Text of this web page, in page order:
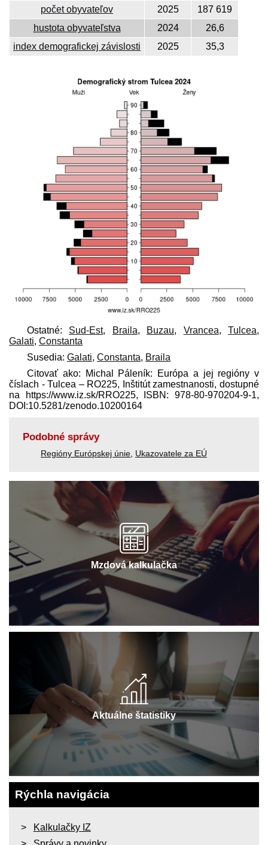
počet obyvateľov
2025
187 619
hustota obyvateľstva
2024
26,6
index demografickej závislosti
2025 35,3
Ostatné: Sud-Est, Braila, Buzau, Vrancea,Tulcea,
Galati, Constanta
Susedia: Galati, Constanta, Braila
Citovať ako: Michal Páleník: Európa a jej regióny v
číslach - Tulcea – RO225, Inštitút zamestnanosti, dostupné
na https://www.iz.sk/​RRO225, ISBN: 978-80-970204-9-1,
DOI:10.5281/zenodo.10200164
Podobné správy
Regióny Európskej únie Ukazovatele za EÚ
Mzdová kalkulačka
Aktuálne štatistiky
Rýchla navigácia
Kalkulačky IZ